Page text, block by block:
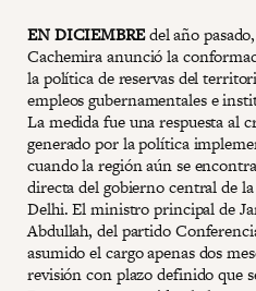
EN DICIEMBREdel año
Cachemira anunció la
la política de reservas del
empleos gubernamentales e
La medida fue una respuesta al
generado por la política
cuando la región aún se
directa del gobierno central de
Delhi. El ministro principal de
Abdullah, del partido
asumido el cargo apenas dos
revisión con plazo definido que